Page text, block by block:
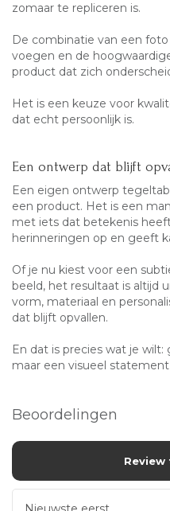
zomaar te repliceren is.
De combinatie van een
voegen en de
product dat zich
Het is een keuze voor
dat echt persoonlijk is.
Een ontwerp dat blijft
Een eigen ontwerp
een product. Het is een
met iets dat betekenis
herinneringen op en geeft
Of je nu kiest voor een
beeld, het resultaat is altijd
vorm, materiaal en
dat blijft opvallen.
En dat is precies wat je
maar een visueel
Beoordelingen